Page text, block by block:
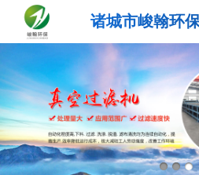
诸城市峻翰环